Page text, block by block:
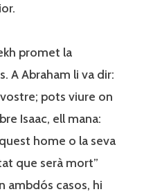
promet la
A Abraham li va dir:
pots viure on
Isaac, ell mana:
home o la seva
que serà mort”
ambdós casos, hi